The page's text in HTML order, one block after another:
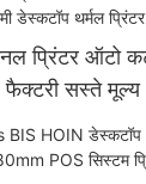
प्रिंटर ऑटो
सस्ते मूल्य